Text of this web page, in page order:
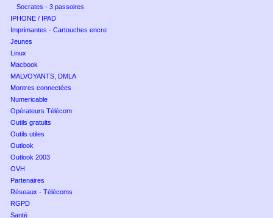
Socrates - 3 passoires
IPHONE / IPAD
Imprimantes - Cartouches encre
Jeunes
Linux
Macbook
MALVOYANTS, DMLA
Montres connectées
Numericable
Opérateurs Télécom
Outils gratuits
Outils utiles
Outlook
Outlook 2003
OVH
Partenaires
Réseaux - Télécoms
RGPD
Santé